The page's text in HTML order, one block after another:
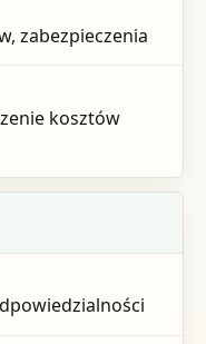
zabezpieczenia
kosztów